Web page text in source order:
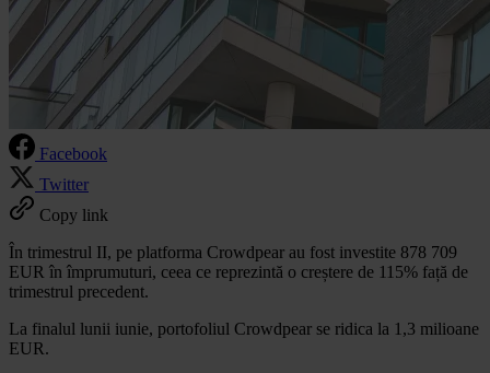
Facebook
Twitter
Copy link
În trimestrul II, pe platforma Crowdpear au fost investite 878 709
EUR în împrumuturi, ceea ce reprezintă o creștere de 115% față de
trimestrul precedent.
La finalul lunii iunie, portofoliul Crowdpear se ridica la 1,3 milioane
EUR.